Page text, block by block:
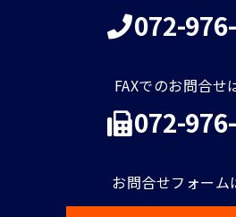
072-
FAXでのお問合せ
072-
お問合せフォーム